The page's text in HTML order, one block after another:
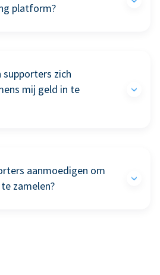
platform?
supporters zich
mij geld in te
aanmoedigen om
zamelen?